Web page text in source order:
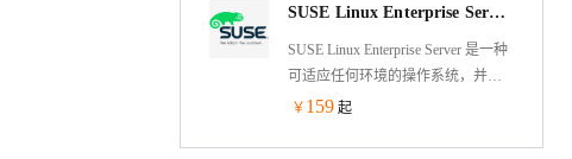
SUSE Linux Enterprise Server 15 SP6 64位
SUSE Linux Enterprise Server 是一种
可适应任何环境的操作系统，并且
专门针对性能、安全性和可靠性而
￥ 159 起